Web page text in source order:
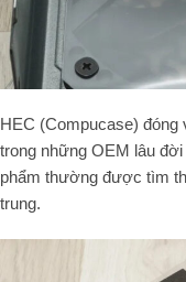
HEC (Compucase) đóng
trong những OEM lâu
phẩm thường được tìm
trung.